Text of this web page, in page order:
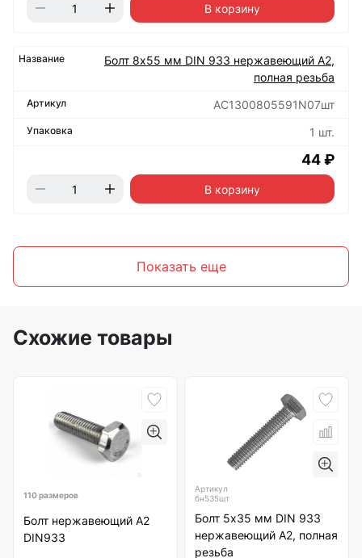
В корзину
Болт 8х55 мм DIN 933 нержавеющий А2,
полная резьба
АС1300805591N07шт
1 шт.
44 ₽
В корзину
Показать еще
Схожие товары
110 размеров
Болт нержавеющий А2
DIN933
Артикул
бн535шт
Болт 5х35 мм DIN 933
нержавеющий А2, полная
резьба